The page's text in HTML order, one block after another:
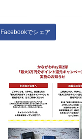
Facebookでシェア